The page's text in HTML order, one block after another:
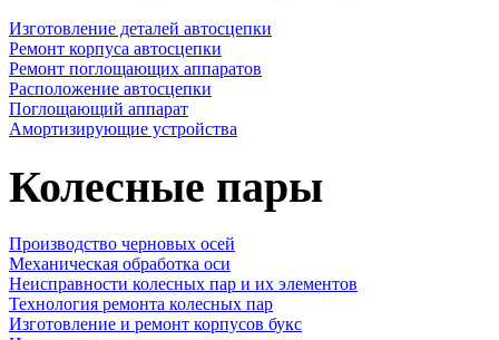
Изготовление деталей автосцепки
Ремонт корпуса автосцепки
Ремонт поглощающих аппаратов
Расположение автосцепки
Поглощающий аппарат
Амортизирующие устройства
Колесные пары
Производство черновых осей
Механическая обработка оси
Неисправности колесных пар и их элементов
Технология ремонта колесных пар
Изготовление и ремонт корпусов букс